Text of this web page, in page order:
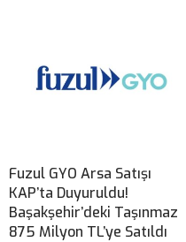
Fuzul GYO Arsa Satışı
KAP’ta Duyuruldu!
Başakşehir’deki Taşınmaz
875 Milyon TL’ye Satıldı